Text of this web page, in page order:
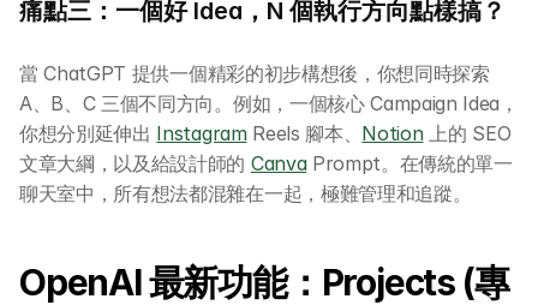
痛點三：一個好 Idea，N 個執行方向點樣搞？
當 ChatGPT 提供一個精彩的初步構想後，你想同時探索
A、B、C 三個不同方向。例如，一個核心 Campaign Idea，
你想分別延伸出 Instagram Reels 腳本、 Notion 上的 SEO
文章大綱，以及給設計師的 Canva Prompt。在傳統的單一
聊天室中，所有想法都混雜在一起，極難管理和追蹤。
OpenAI 最新功能：Projects (專